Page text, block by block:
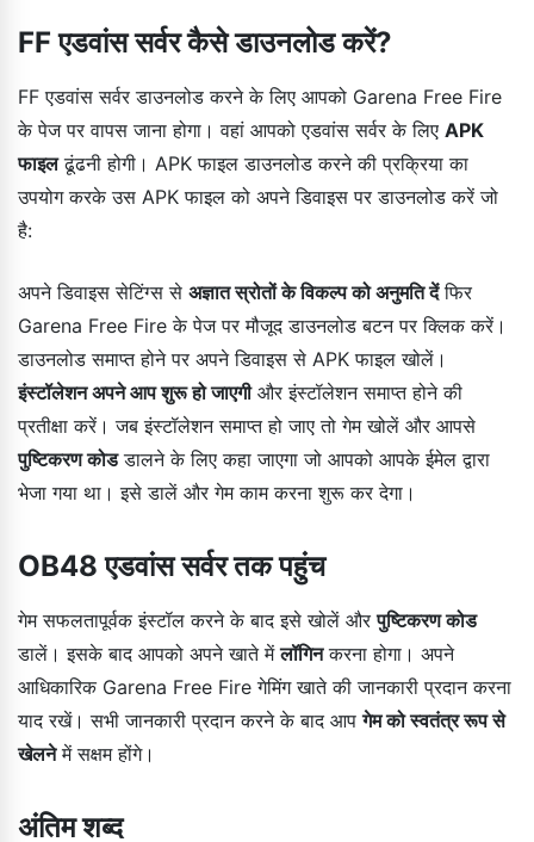
FF एडवांस सर्वर कैसे डाउनलोड करें?
FF एडवांस सर्वर डाउनलोड करने के लिए आपको Garena Free Fire
के पेज पर वापस जाना होगा। वहां आपको एडवांस सर्वर के लिए APK
फाइलढूंढनी होगी। APK फाइल डाउनलोड करने की प्रक्रिया का
उपयोग करके उस APK फाइल को अपने डिवाइस पर डाउनलोड करें जो
है:
अपने डिवाइस सेटिंग्स से अज्ञात स्रोतों के विकल्प को अनुमति देंफिर
Garena Free Fire के पेज पर मौजूद डाउनलोड बटन पर क्लिक करें।
डाउनलोड समाप्त होने पर अपने डिवाइस से APK फाइल खोलें।
इंस्टॉलेशन अपने आप शुरू हो जाएगीऔर इंस्टॉलेशन समाप्त होने की
प्रतीक्षा करें। जब इंस्टॉलेशन समाप्त हो जाए तो गेम खोलें और आपसे
पुष्टिकरण कोडडालने के लिए कहा जाएगा जो आपको आपके ईमेल द्वारा
भेजा गया था। इसे डालें और गेम काम करना शुरू कर देगा।
OB48 एडवांस सर्वर तक पहुंच
गेम सफलतापूर्वक इंस्टॉल करने के बाद इसे खोलें औरपुष्टिकरण कोड
डालें। इसके बाद आपको अपने खाते मेंलॉगिनकरना होगा। अपने
आधिकारिक Garena Free Fire गेमिंग खाते की जानकारी प्रदान करना
याद रखें। सभी जानकारी प्रदान करने के बाद आपगेम को स्वतंत्र रूप से
खेलनेमें सक्षम होंगे।
अंतिम शब्द